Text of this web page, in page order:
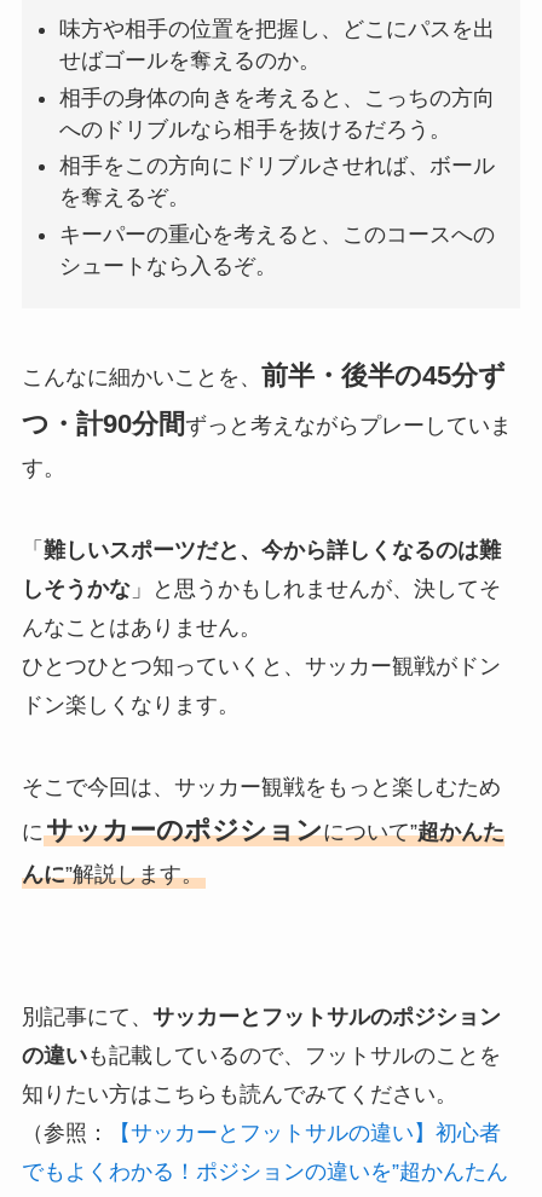
味方や相手の位置を把握し、どこにパスを出
せばゴールを奪えるのか。
相手の身体の向きを考えると、こっちの方向
へのドリブルなら相手を抜けるだろう。
相手をこの方向にドリブルさせれば、ボール
を奪えるぞ。
キーパーの重心を考えると、このコースへの
シュートなら入るぞ。
こんなに細かいことを、 前半・後半の45分ず
つ・計90分間ずっと考えながらプレーしていま
す。
「 難しいスポーツだと、今から詳しくなるのは難
しそうかな」と思うかもしれませんが、決してそ
んなことはありません。
ひとつひとつ知っていくと、サッカー観戦がドン
ドン楽しくなります。
そこで今回は、サッカー観戦をもっと楽しむため
にサッカーのポジションについて”超かんた
んに”解説します。
別記事にて、 サッカーとフットサルのポジション
の違いも記載しているので、フットサルのことを
知りたい方はこちらも読んでみてください。
（参照：
【サッカーとフットサルの違い】初心者
でもよくわかる！ポジションの違いを”超かんたん